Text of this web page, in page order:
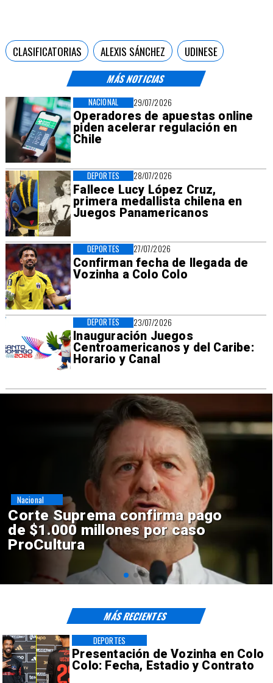
MÁS NOTICIAS
29/07/2026
Operadores de apuestas online
piden acelerar regulación en
Chile
NACIONAL
28/07/2026
Fallece Lucy López Cruz,
primera medallista chilena en
Juegos Panamericanos
DEPORTES
27/07/2026
Confirman fecha de llegada de
Vozinha a Colo Colo
DEPORTES
23/07/2026
Inauguración Juegos
Centroamericanos y del Caribe:
Horario y Canal
DEPORTES
CLASIFICATORIAS ALEXIS SÁNCHEZ UDINESE
Codelco suspende
construcción de Andes Norte
en El Teniente por riesgos
sísmicos
Nacional
Presentación de Vozinha en Colo
Colo: Fecha, Estadio y Contrato
DEPORTES
MÁS RECIENTES